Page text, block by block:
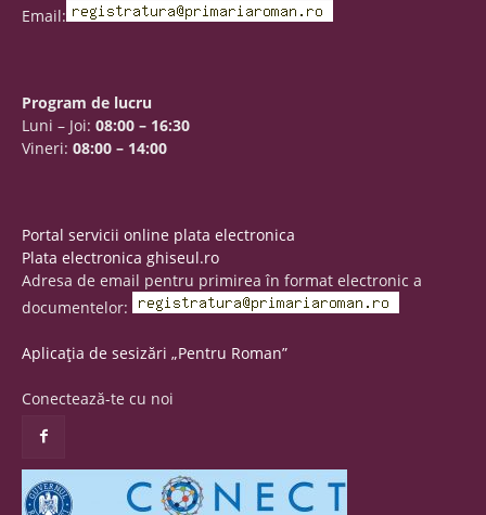
Email:
Program de lucru
Luni – Joi: 08:00 – 16:30
Vineri: 08:00 – 14:00
Portal servicii online plata electronica
Plata electronica ghiseul.ro
Adresa de email pentru primirea în format electronic a
documentelor:
Aplicația de sesizări „Pentru Roman”
Conectează-te cu noi